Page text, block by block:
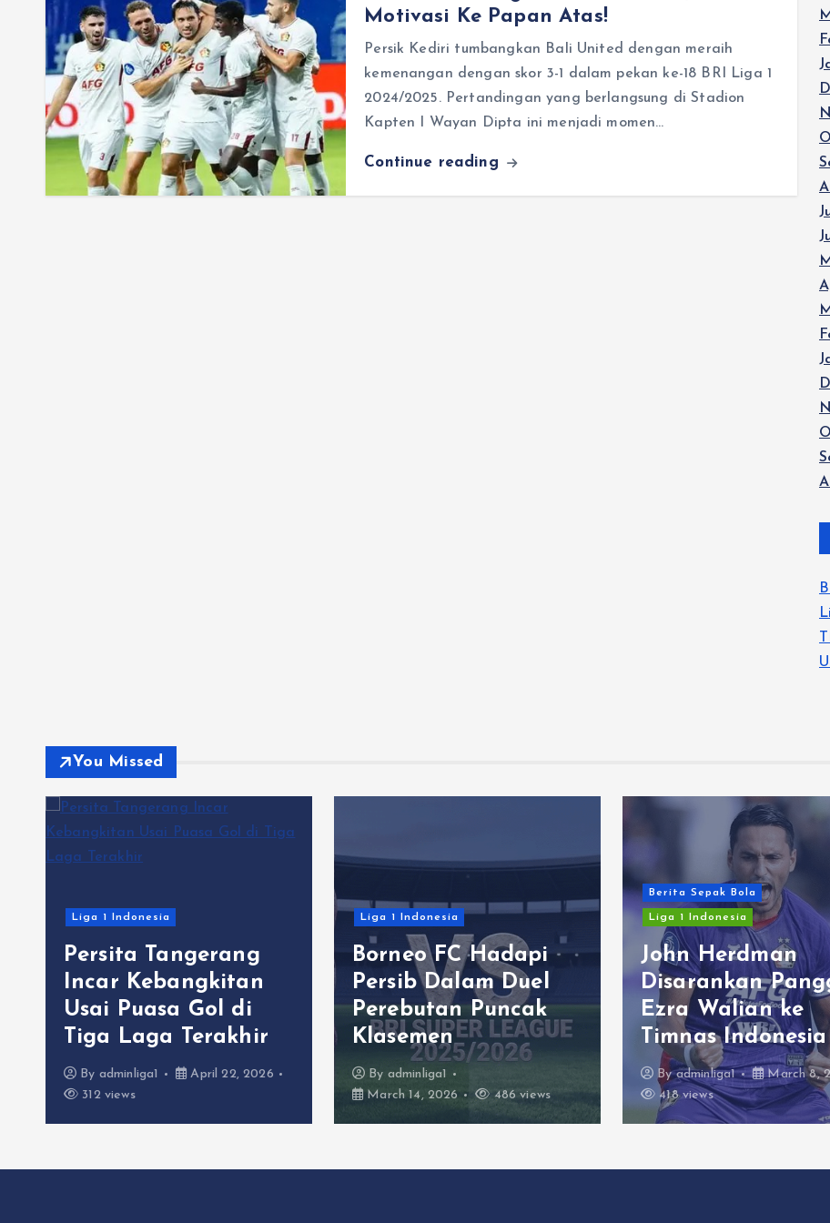
Motivasi Ke Papan Atas!
Persik Kediri tumbangkan Bali United dengan meraih
kemenangan dengan skor 3-1 dalam pekan ke-18 BRI Liga 1
2024/2025. Pertandingan yang berlangsung di Stadion
Kapten I Wayan Dipta ini menjadi momen…
Continue reading
You Missed
Liga 1 Indonesia
Persita Tangerang
Incar Kebangkitan
Usai Puasa Gol di
Tiga Laga Terakhir
By adminliga1
April 22, 2026
312 views
Liga 1 Indonesia
Borneo FC Hadapi
Persib Dalam Duel
Perebutan Puncak
Klasemen
By adminliga1
March 14, 2026
486 views
Berita Sepak Bola
Liga 1 Indonesia
John Herdman
Disarankan
Ezra Walian ke
Timnas Indonesia
Byadminliga1
March 8,
418 views